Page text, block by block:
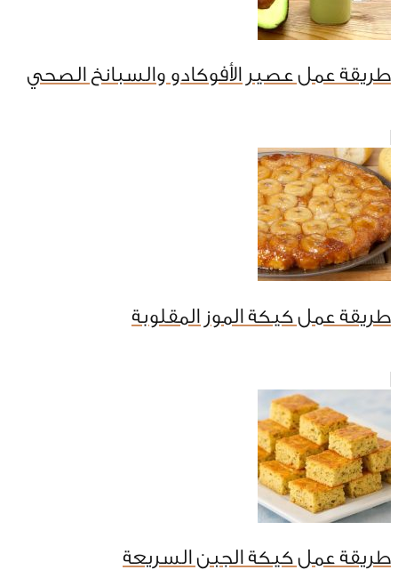
طريقة عمل عصير الأفوكادو والسبانخ الصحي
طريقة عمل كيكة الموز المقلوبة
طريقة عمل كيكة الجبن السريعة